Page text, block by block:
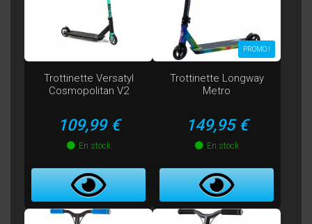
Trottinette Versatyl
Cosmopolitan V2
Prix
109,99 €
En stock
PROMO !
Trottinette Longway
Metro
Prix
149,95 €
En stock